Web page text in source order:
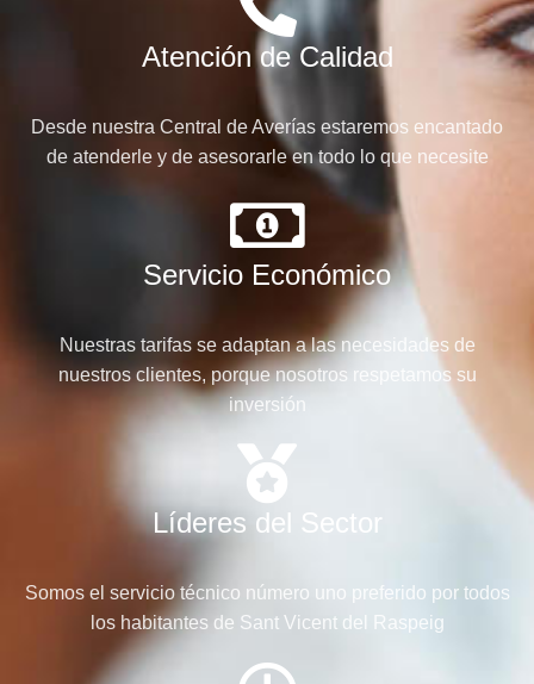
Atención de Calidad
Desde nuestra Central de Averías estaremos encantado
de atenderle y de asesorarle en todo lo que necesite
Servicio Económico
Nuestras tarifas se adaptan a las necesidades de
nuestros clientes, porque nosotros respetamos su
inversión
Líderes del Sector
Somos el servicio técnico número uno preferido por todos
los habitantes de Sant Vicent del Raspeig